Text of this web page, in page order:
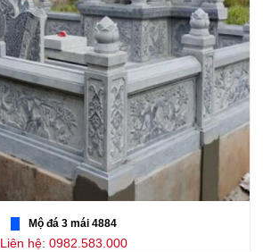
Mộ đá 3 mái 4884
Liên hệ: 0982.583.000